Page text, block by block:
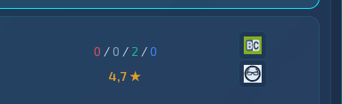
0 / 0 / 2 /0
4,7 ★